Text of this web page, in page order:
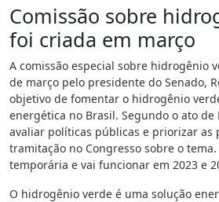
Comissão sobre
foi criada em março
A comissão especial sobre hidrogênio
de março pelo presidente do Senado,
objetivo de fomentar o hidrogênio
energética no Brasil. Segundo o ato de
avaliar políticas públicas e priorizar as
tramitação no Congresso sobre o tema.
temporária e vai funcionar em 2023 e
O hidrogênio verde é uma solução